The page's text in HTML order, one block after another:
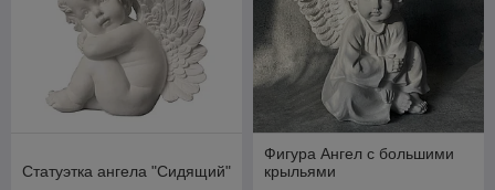
Статуэтка ангела "Сидящий"
Фигура Ангел с большими
крыльями